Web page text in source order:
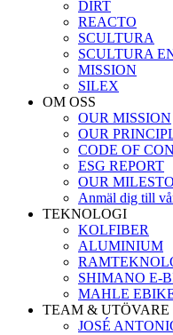
DIRT
REACTO
SCULTURA
SCULTURA
MISSION
SILEX
OM OSS
OUR MISSION
OUR
CODE OF
ESG REPORT
OUR
Anmäl dig till
TEKNOLOGI
KOLFIBER
ALUMINIUM
SHIMANO E-
MAHLE
TEAM & UTÖVARE
JOSÉ